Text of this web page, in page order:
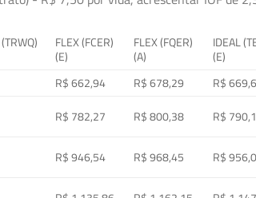
FLEX (FCER)
(E)
FLEX (FQER)
(A)
IDEAL
(E)
R$ 662,94 R$ 678,29 R$
R$ 782,27 R$ 800,38 R$
R$ 946,54 R$ 968,45 R$